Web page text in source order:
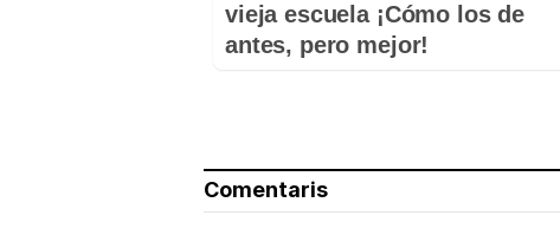
vieja escuela ¡Cómo los de
antes, pero mejor!
Comentaris